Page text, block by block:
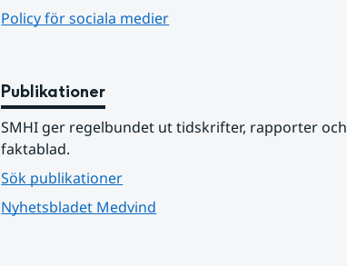
Policy för sociala medier
Publikationer
SMHI ger regelbundet ut tidskrifter, rapporter och
faktablad.
Sök publikationer
Nyhetsbladet Medvind